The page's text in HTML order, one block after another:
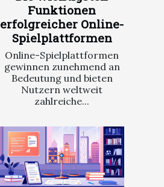
Funktionen
erfolgreicher Online-
Spielplattformen
Online-Spielplattformen
gewinnen zunehmend an
Bedeutung und bieten
Nutzern weltweit
zahlreiche...